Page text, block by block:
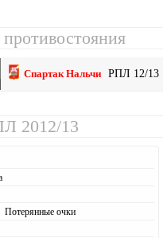
Спартак Нальчик РПЛ 12/13
2012/13
Потерянные очки